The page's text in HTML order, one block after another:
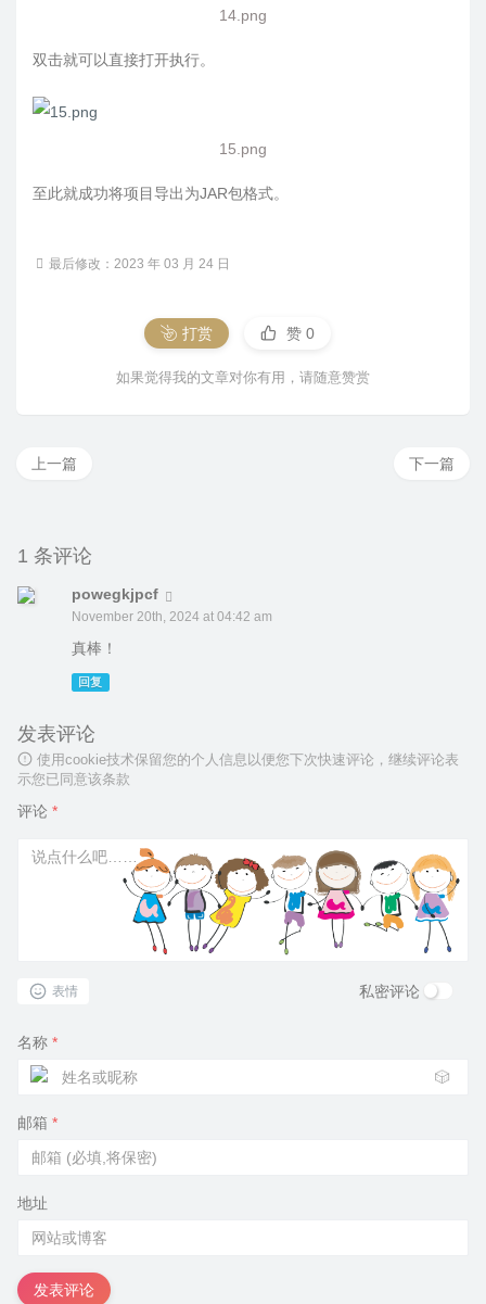
14.png
双击就可以直接打开执行。
15.png
至此就成功将项目导出为JAR包格式。
最后修改：2023 年 03 月 24 日
打赏 赞 0
如果觉得我的文章对你有用，请随意赞赏
下一篇
上一篇
1 条评论
powegkjpcf
November 20th, 2024 at 04:42 am
真棒！
回复
发表评论
使用cookie技术保留您的个人信息以便您下次快速评论，继续评论表
示您已同意该条款
评论 *
表情 私密评论
名称 *
🎲
邮箱 *
地址
发表评论